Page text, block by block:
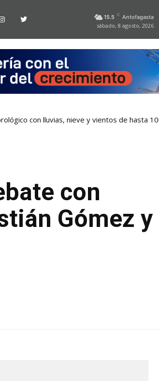
15.5 C Antofagasta
sábado, 8 agosto, 2026
con lluvias, nieve y vientos de hasta
con
Gómez y